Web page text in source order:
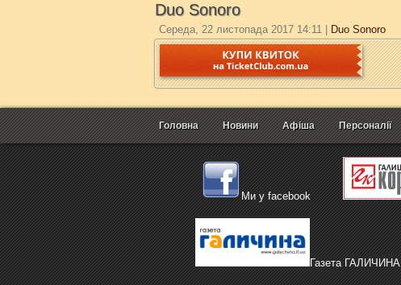
Duo Sonoro
Середа, 22 листопада 2017 14:11 Duo Sonoro
Головна Новини Афіша Персоналії
Ми у facebook
Газета ГАЛИЧИНА